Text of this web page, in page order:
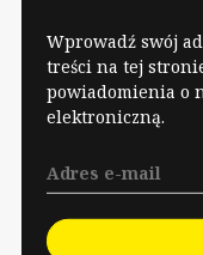
Wprowadź swój
treści na tej
powiadomienia o
elektroniczną.